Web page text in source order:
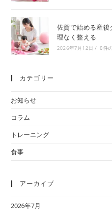
佐賀で始める産
理なく整える
2026年7月12日 / 0件
カテゴリー
お知らせ
コラム
トレーニング
食事
アーカイブ
2026年7月